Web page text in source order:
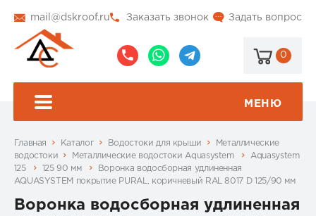
mail@dskroof.ru Задать вопрос
Заказать звонок
0
МЕНЮ
Главная Каталог Водостоки для крыши
Металлические
водостоки
Металлические водостоки Aquasystem
Aquasystem
125
125 90 мм
Воронка водосборная удлиненная
AQUASYSTEM покрытие PURAL, коричневый RAL 8017 D 125/90 мм
Воронка водосборная удлиненная